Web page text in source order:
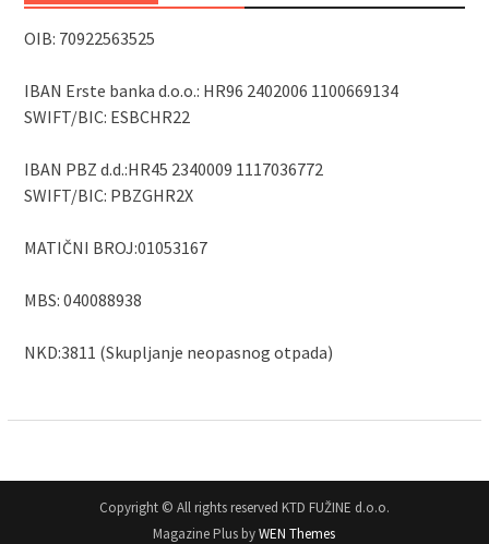
OIB: 70922563525
IBAN Erste banka d.o.o.: HR96 2402006 1100669134
SWIFT/BIC: ESBCHR22
IBAN PBZ d.d.:HR45 2340009 1117036772
SWIFT/BIC: PBZGHR2X
MATIČNI BROJ:01053167
MBS: 040088938
NKD:3811 (Skupljanje neopasnog otpada)
Copyright © All rights reserved KTD FUŽINE d.o.o.
Magazine Plus byWEN Themes